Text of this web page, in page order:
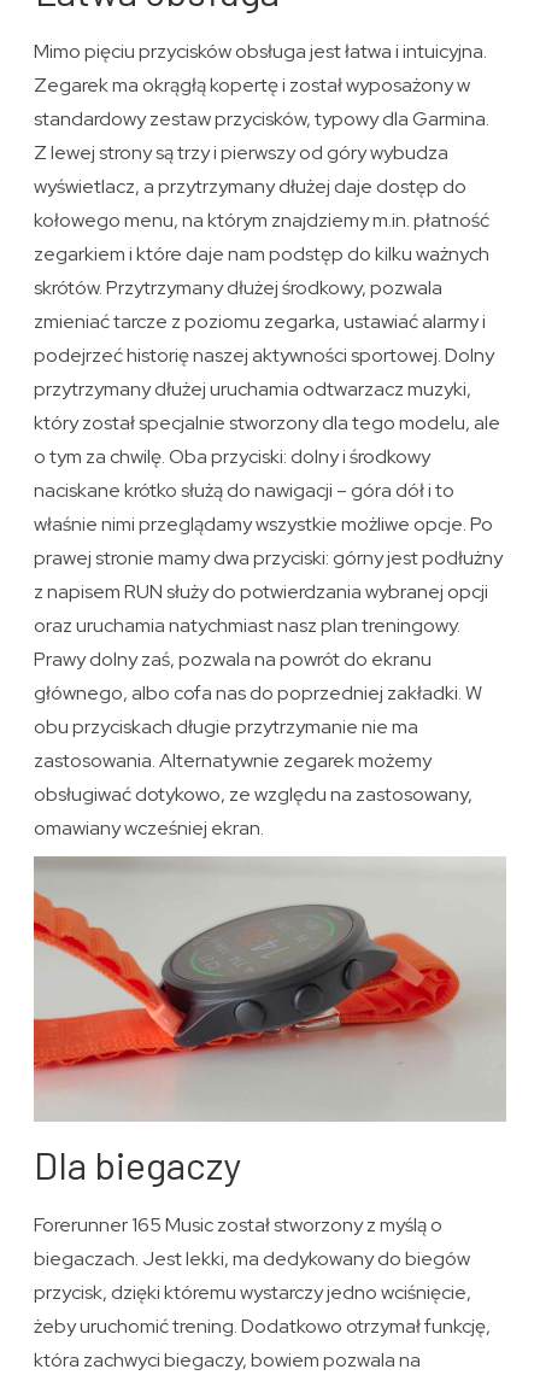
Mimo pięciu przycisków obsługa jest łatwa i intuicyjna.
Zegarek ma okrągłą kopertę i został wyposażony w
standardowy zestaw przycisków, typowy dla Garmina.
Z lewej strony są trzy i pierwszy od góry wybudza
wyświetlacz, a przytrzymany dłużej daje dostęp do
kołowego menu, na którym znajdziemy m.in. płatność
zegarkiem i które daje nam podstęp do kilku ważnych
skrótów. Przytrzymany dłużej środkowy, pozwala
zmieniać tarcze z poziomu zegarka, ustawiać alarmy i
podejrzeć historię naszej aktywności sportowej. Dolny
przytrzymany dłużej uruchamia odtwarzacz muzyki,
który został specjalnie stworzony dla tego modelu, ale
o tym za chwilę. Oba przyciski: dolny i środkowy
naciskane krótko służą do nawigacji – góra dół i to
właśnie nimi przeglądamy wszystkie możliwe opcje. Po
prawej stronie mamy dwa przyciski: górny jest podłużny
z napisem RUN służy do potwierdzania wybranej opcji
oraz uruchamia natychmiast nasz plan treningowy.
Prawy dolny zaś, pozwala na powrót do ekranu
głównego, albo cofa nas do poprzedniej zakładki. W
obu przyciskach długie przytrzymanie nie ma
zastosowania. Alternatywnie zegarek możemy
obsługiwać dotykowo, ze względu na zastosowany,
omawiany wcześniej ekran.
Dla biegaczy
Forerunner 165 Music został stworzony z myślą o
biegaczach. Jest lekki, ma dedykowany do biegów
przycisk, dzięki któremu wystarczy jedno wciśnięcie,
żeby uruchomić trening. Dodatkowo otrzymał funkcję,
która zachwyci biegaczy, bowiem pozwala na